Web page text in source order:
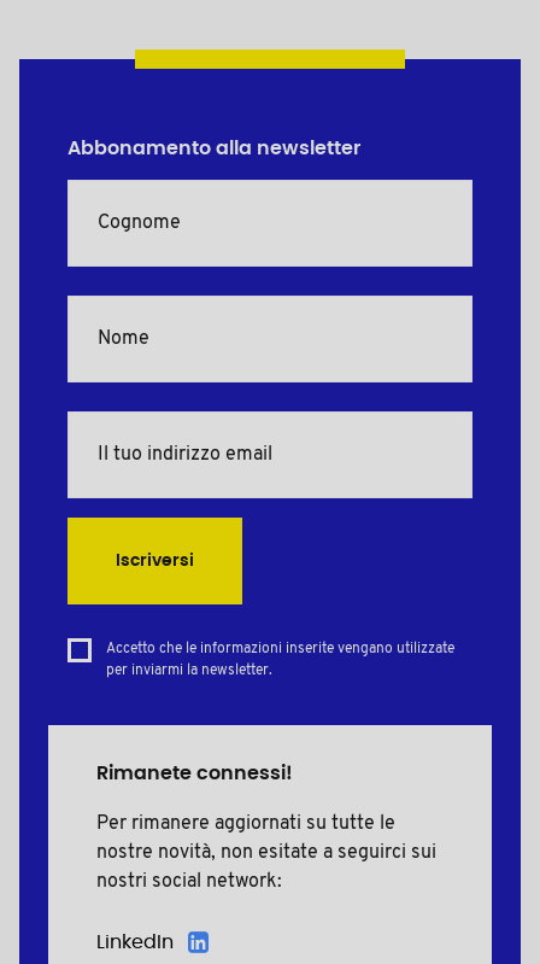
Abbonamento alla newsletter
Iscriversi
Accetto che le informazioni inserite vengano utilizzate
per inviarmi la newsletter.
Rimanete connessi!
Per rimanere aggiornati su tutte le
nostre novità, non esitate a seguirci sui
nostri social network:
LinkedIn